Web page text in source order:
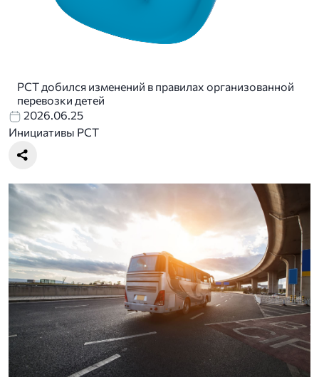
РСТ добился изменений в правилах организованной
перевозки детей
2026.06.25
Инициативы РСТ